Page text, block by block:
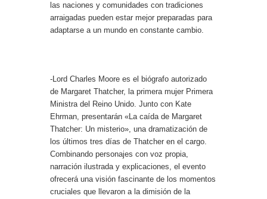
las naciones y comunidades con tradiciones
arraigadas pueden estar mejor preparadas para
adaptarse a un mundo en constante cambio.
-Lord Charles Moore es el biógrafo autorizado
de Margaret Thatcher, la primera mujer Primera
Ministra del Reino Unido. Junto con Kate
Ehrman, presentarán «La caída de Margaret
Thatcher: Un misterio», una dramatización de
los últimos tres días de Thatcher en el cargo.
Combinando personajes con voz propia,
narración ilustrada y explicaciones, el evento
ofrecerá una visión fascinante de los momentos
cruciales que llevaron a la dimisión de la